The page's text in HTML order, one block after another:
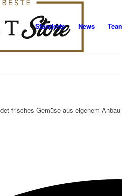
Standorte News
frisches Gemüse aus eigenem